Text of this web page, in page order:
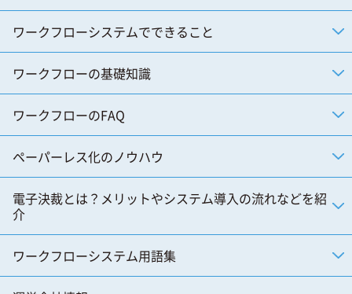
ワークフローシステムでできること
ワークフローの基礎知識
ワークフローのFAQ
ペーパーレス化のノウハウ
電子決裁とは？メリットやシステム導入の流れなどを紹
介
ワークフローシステム用語集